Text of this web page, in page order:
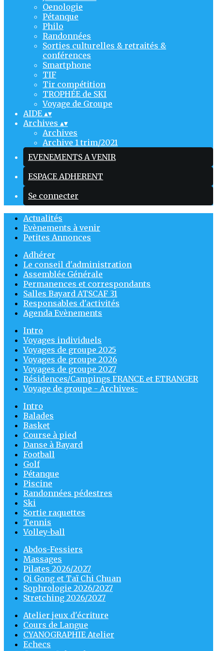
Oenologie
Pétanque
Philo
Randonnées
Sorties culturelles & retraités &
conférences
Smartphone
TIF
Tir compétition
TROPHÉE de SKI
Voyage de Groupe
AIDE ▴▾
Archives ▴▾
Archives
Archive 1 trim/2021
EVENEMENTS A VENIR
ESPACE ADHERENT
Se connecter
Actualités
Evènements à venir
Petites Annonces
Adhérer
Le conseil d'administration
Assemblée Générale
Permanences et correspondants
Salles Bayard ATSCAF 31
Responsables d'activités
Agenda Evènements
Intro
Voyages individuels
Voyages de groupe 2025
Voyages de groupe 2026
Voyages de groupe 2027
Résidences/Campings FRANCE et ETRANGER
Voyage de groupe - Archives-
Intro
Balades
Basket
Course à pied
Danse à Bayard
Football
Golf
Pétanque
Piscine
Randonnées pédestres
Ski
Sortie raquettes
Tennis
Volley-ball
Abdos-Fessiers
Massages
Pilates 2026/2027
Qi Gong et Taï Chi Chuan
Sophrologie 2026/2027
Stretching 2026/2027
Atelier jeux d'écriture
Cours de Langue
CYANOGRAPHIE Atelier
Echecs